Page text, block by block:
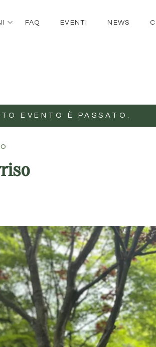
FAQ EVENTI NEWS
EVENTO È PASSATO.